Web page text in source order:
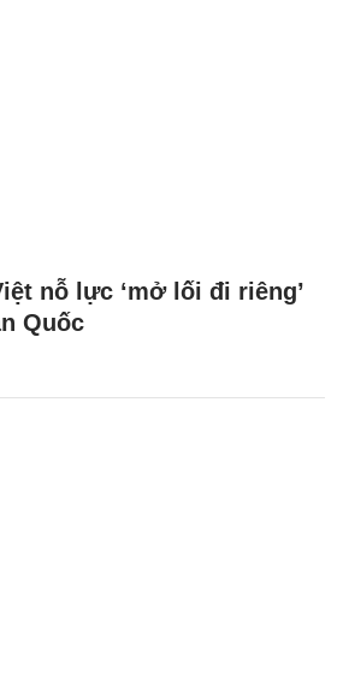
nỗ lực ‘mở lối đi riêng’
Quốc